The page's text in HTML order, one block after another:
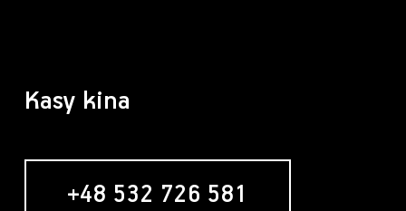
Kasy kina
+48 532 726 581